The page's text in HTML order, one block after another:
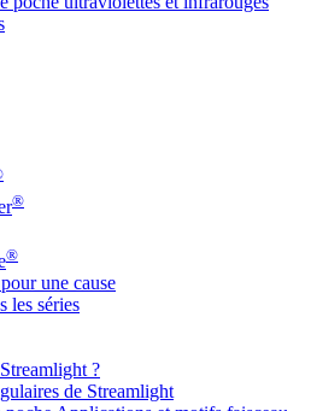
®
®
une cause
les séries
?
de Streamlight